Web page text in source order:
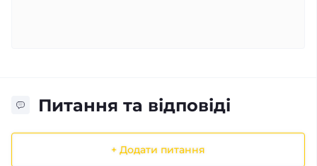
Питання та відповіді
+ Додати питання